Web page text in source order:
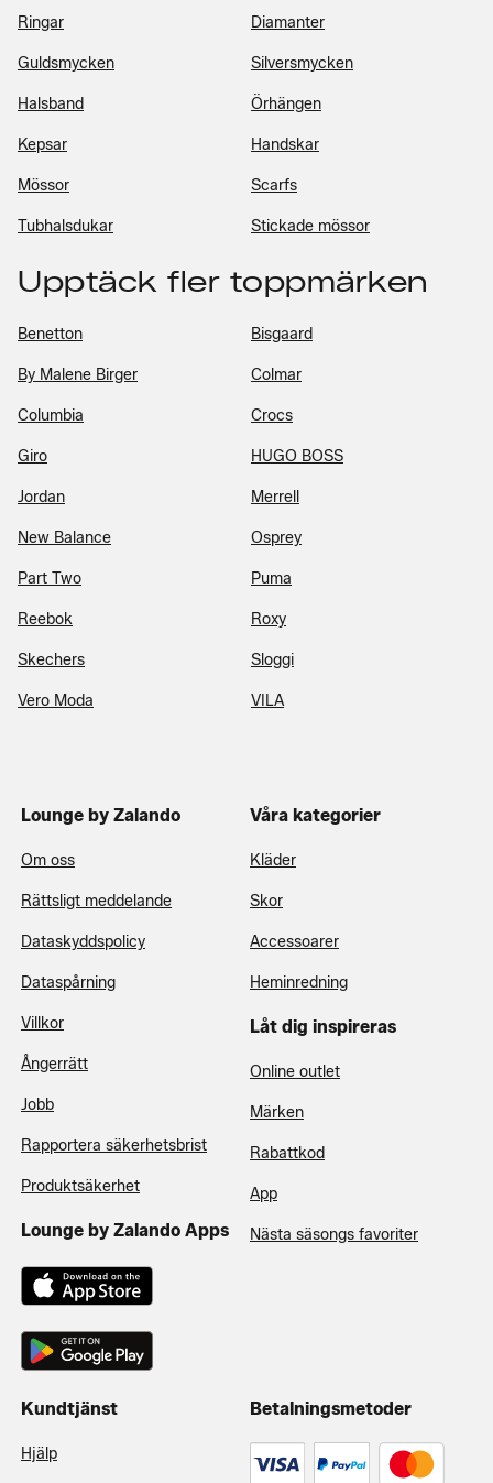
Ringar Diamanter
Guldsmycken Silversmycken
Halsband Örhängen
Kepsar Handskar
Mössor Scarfs
Tubhalsdukar Stickade mössor
Upptäck fler toppmärken
Benetton Bisgaard
By Malene Birger Colmar
Columbia Crocs
Giro HUGO BOSS
Jordan Merrell
New Balance Osprey
Part Two Puma
Reebok Roxy
Skechers Sloggi
Vero Moda VILA
Lounge by Zalando
Om oss
Rättsligt meddelande
Dataskyddspolicy
Dataspårning
Villkor
Ångerrätt
Jobb
Rapportera säkerhetsbrist
Produktsäkerhet
Lounge by Zalando Apps
Våra kategorier
Kläder
Skor
Accessoarer
Heminredning
Låt dig inspireras
Online outlet
Märken
Rabattkod
App
Nästa säsongs favoriter
Kundtjänst
Hjälp
Betalningsmetoder